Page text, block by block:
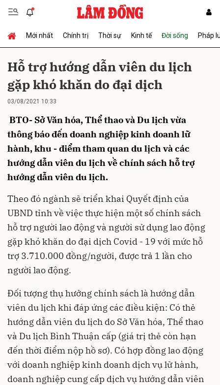
Mới nhất Chính trị Thời sự Kinh tế Đời sống Pháp
Hỗ trợ hướng dẫn viên du lịch
gặp khó khăn do đại dịch
03/08/2021 10:33
BTO- Sở Văn hóa, Thể thao và Du lịch vừa
thông báo đến doanh nghiệp kinh doanh lữ
hành, khu - điểm tham quan du lịch và các
hướng dẫn viên du lịch về chính sách hỗ trợ
hướng dẫn viên du lịch.
Theo đó ngành sẽ triển khai Quyết định của
UBND tỉnh về việc thực hiện một số chính sách
hỗ trợ người lao động và người sử dụng lao động
gặp khó khăn do đại dịch Covid - 19 với mức hỗ
trợ 3.710.000 đồng/người, được trả 1 lần cho
người lao động.
Đối tượng thụ hưởng chính sách là hướng dẫn
viên du lịch khi đáp ứng các điều kiện: Có thẻ
hướng dẫn viên du lịch do Sở Văn hóa, Thể thao
và Du lịch Bình Thuận cấp (giá trị thẻ còn hạn
đến thời điểm nộp hồ sơ). Có hợp đồng lao động
với doanh nghiệp kinh doanh dịch vụ lữ hành,
doanh nghiệp cung cấp dịch vụ hướng dẫn viên
Gửi bình luận
Hủy